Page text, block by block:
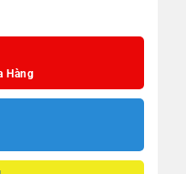
Hàng